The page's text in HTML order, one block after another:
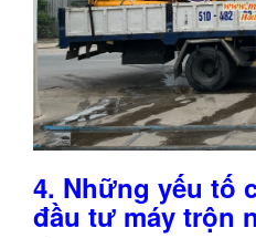
4. Những yếu tố
đầu tư máy trộn